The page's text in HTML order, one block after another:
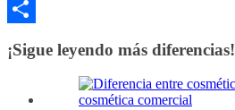
Email
¡Sigue leyendo más diferencias!